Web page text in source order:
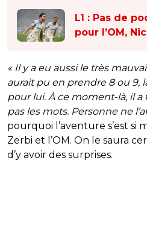
L1 : Pas de
pour l’OM,
« Il y a eu aussi le très
aurait pu en prendre 8 ou 9,
pour lui. À ce moment-là, il
pas les mots. Personne ne
pourquoi l’aventure s’est
Zerbi et l’OM. On le saura
d’y avoir des surprises.